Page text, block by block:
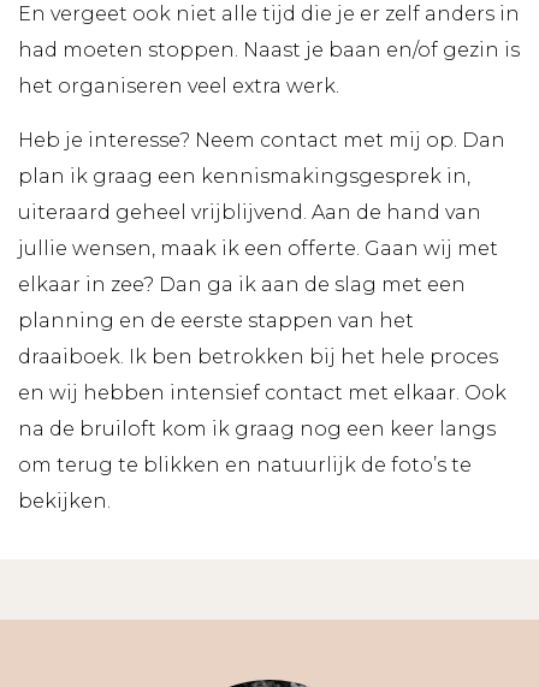
En vergeet ook niet alle tijd die je er zelf anders in
had moeten stoppen. Naast je baan en/of gezin is
het organiseren veel extra werk.
Heb je interesse? Neem contact met mij op. Dan
plan ik graag een kennismakingsgesprek in,
uiteraard geheel vrijblijvend. Aan de hand van
jullie wensen, maak ik een offerte. Gaan wij met
elkaar in zee? Dan ga ik aan de slag met een
planning en de eerste stappen van het
draaiboek. Ik ben betrokken bij het hele proces
en wij hebben intensief contact met elkaar. Ook
na de bruiloft kom ik graag nog een keer langs
om terug te blikken en natuurlijk de foto’s te
bekijken.